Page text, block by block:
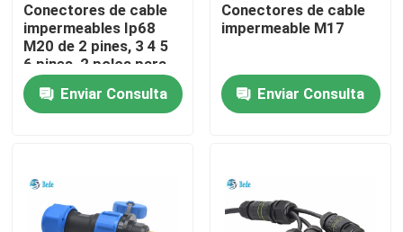
Productos
Sobre nosotros
Control de calidad
Conectores de cable
impermeables Ip68
M20 de 2 pines, 3 4 5
6 pines, 2 polos para
uso en exteriores y
bajo el aguaEnviar Consulta
Conectores de cable
impermeable M17
Enviar Consulta